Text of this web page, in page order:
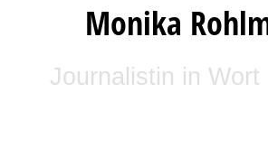
Monika
Journalistin in Wort